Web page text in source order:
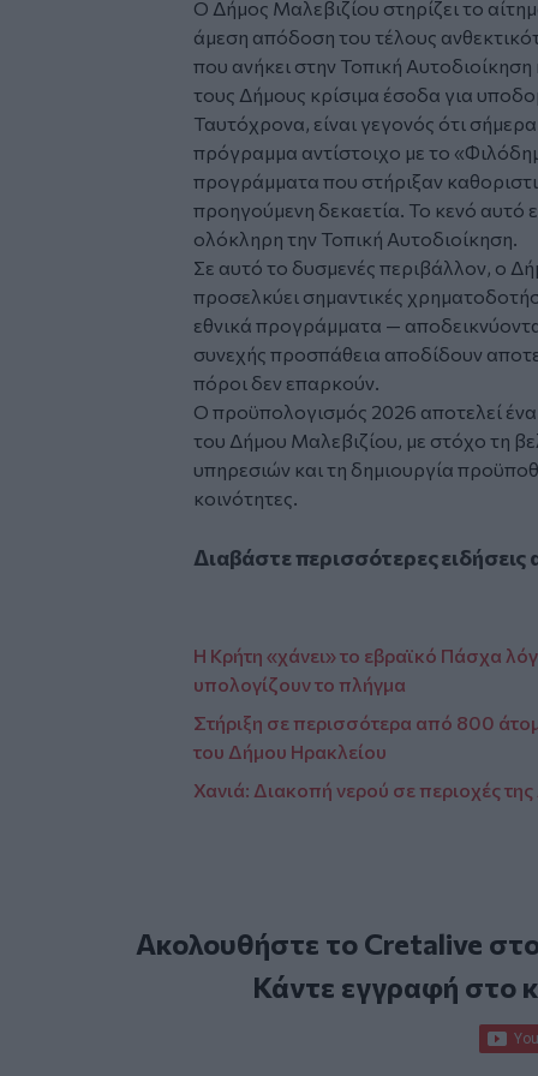
Ο Δήμος Μαλεβιζίου στηρίζει το
άμεση απόδοση του τέλους
που ανήκει στην Τοπική
τους Δήμους κρίσιμα έσοδα για
Ταυτόχρονα, είναι γεγονός ότι
πρόγραμμα αντίστοιχο με το
προγράμματα που στήριξαν
προηγούμενη δεκαετία. Το κενό αυτό
ολόκληρη την Τοπική Αυτοδιοίκηση.
Σε αυτό το δυσμενές περιβάλλον, ο
προσελκύει σημαντικές
εθνικά προγράμματα —
συνεχής προσπάθεια αποδίδουν
πόροι δεν επαρκούν.
Ο προϋπολογισμός 2026 αποτελεί
του Δήμου Μαλεβιζίου, με στόχο τη
υπηρεσιών και τη δημιουργία
κοινότητες.
Διαβάστε περισσότερες ειδήσεις
Η Κρήτη «χάνει» το εβραϊκό Πάσχα
υπολογίζουν το πλήγμα
Στήριξη σε περισσότερα από 800
του Δήμου Ηρακλείου
Χανιά: Διακοπή νερού σε περιοχές
Ακολουθήστε το Cretalive
Κάντε εγγραφή στο